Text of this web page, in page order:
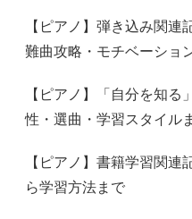
【ピアノ】弾き込み関連
難曲攻略・モチベーショ
【ピアノ】「自分を知る
性・選曲・学習スタイル
【ピアノ】書籍学習関
ら学習方法まで